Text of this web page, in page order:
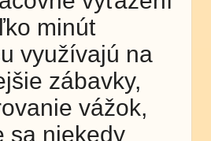
minút
využívajú na
zábavky,
vážok,
sa niekedy